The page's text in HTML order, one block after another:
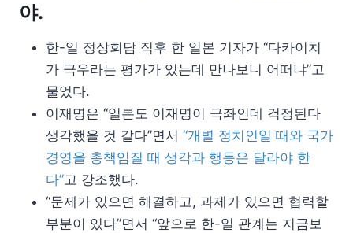
야.
한-일 정상회담 직후 한 일본 기자가 “다카이치
가 극우라는 평가가 있는데 만나보니 어떠냐”고
물었다.
이재명은 “일본도 이재명이 극좌인데 걱정된다
생각했을 것 같다”면서 “개별 정치인일 때와 국가
경영을 총책임질 때 생각과 행동은 달라야 한
다”고 강조했다.
“문제가 있으면 해결하고, 과제가 있으면 협력할
부분이 있다”면서 “앞으로 한-일 관계는 지금보